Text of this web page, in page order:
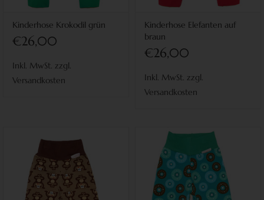
Kinderhose Krokodil grün
€26,00
Inkl. MwSt. zzgl.
Versandkosten
Kinderhose Elefanten auf
braun
€26,00
Inkl. MwSt. zzgl.
Versandkosten